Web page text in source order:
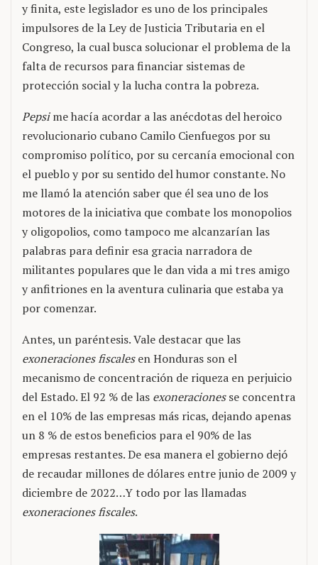
y finita, este legislador es uno de los principales
impulsores de la Ley de Justicia Tributaria en el
Congreso, la cual busca solucionar el problema de la
falta de recursos para financiar sistemas de
protección social y la lucha contra la pobreza.
Pepsime hacía acordar a las anécdotas del heroico
revolucionario cubano Camilo Cienfuegos por su
compromiso político, por su cercanía emocional con
el pueblo y por su sentido del humor constante. No
me llamó la atención saber que él sea uno de los
motores de la iniciativa que combate los monopolios
y oligopolios, como tampoco me alcanzarían las
palabras para definir esa gracia narradora de
militantes populares que le dan vida a mi tres amigo
y anfitriones en la aventura culinaria que estaba ya
por comenzar.
Antes, un paréntesis. Vale destacar que las
exoneraciones fiscalesen Honduras son el
mecanismo de concentración de riqueza en perjuicio
del Estado. El 92 % de las exoneracionesse concentra
en el 10% de las empresas más ricas, dejando apenas
un 8 % de estos beneficios para el 90% de las
empresas restantes. De esa manera el gobierno dejó
de recaudar millones de dólares entre junio de 2009 y
diciembre de 2022…Y todo por las llamadas
exoneraciones fiscales.